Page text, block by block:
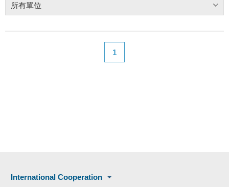
所有單位
1
International Cooperation